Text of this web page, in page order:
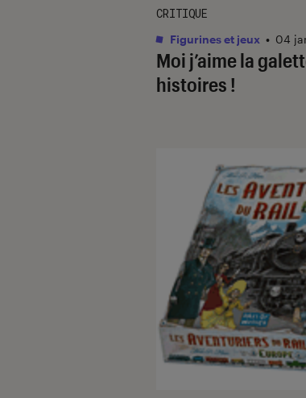
Moi j’aime la
histoires !
CRITIQUE
Figurines et jeux • 04